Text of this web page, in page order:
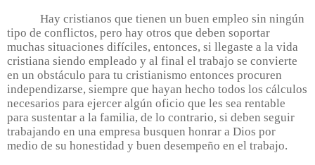
Hay cristianos que tienen un buen empleo sin ningún
tipo de conflictos, pero hay otros que deben soportar
muchas situaciones difíciles, entonces, si llegaste a la vida
cristiana siendo empleado y al final el trabajo se convierte
en un obstáculo para tu cristianismo entonces procuren
independizarse, siempre que hayan hecho todos los cálculos
necesarios para ejercer algún oficio que les sea rentable
para sustentar a la familia, de lo contrario, si deben seguir
trabajando en una empresa busquen honrar a Dios por
medio de su honestidad y buen desempeño en el trabajo.